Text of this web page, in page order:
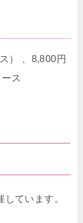
） 、8,800円
ス
ています。